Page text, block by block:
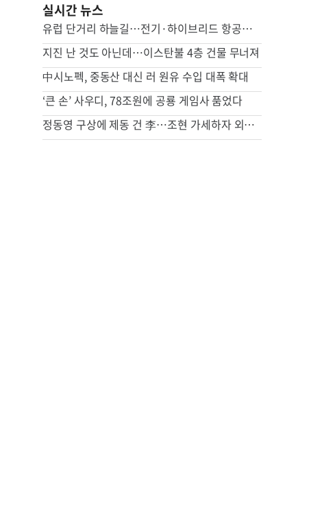
실시간 뉴스
유럽 단거리 하늘길…전기·하이브리드 항공기 시대 오나
지진 난 것도 아닌데…이스탄불 4층 건물 무너져
中시노펙, 중동산 대신 러 원유 수입 대폭 확대
‘큰 손’ 사우디, 78조원에 공룡 게임사 품었다
정동영 구상에 제동 건 李…조현 가세하자 외교·통일 정면충돌